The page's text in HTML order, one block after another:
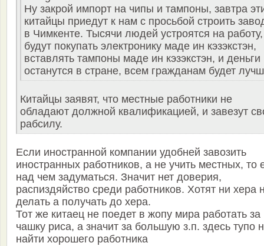
Ну закрой импорт на чипы и тампоны, завтра
китайцы приедут к нам с просьбой строить
в Чимкенте. Тысячи людей устроятся на работу,
будут покупать электронику маде ин кэзэкстэн,
вставлять тампоны маде ин кэзэкстэн, и деньги
останутся в стране, всем гражданам будет
Китайцы заявят, что местные работники не
обладают должной квалификацией, и завезут
рабсилу.
Если иностранной компании удобней завозить
иностранных работников, а не учить местных, то
над чем задуматься. Значит нет доверия,
распиздяйство среди работников. Хотят ни хера
делать а получать до хера.
Тот же китаец не поедет в жопу мира работать за
чашку риса, а значит за большую з.п. здесь тупо
найти хорошего работника